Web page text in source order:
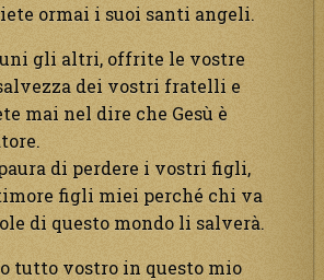
ormai i suoi santi angeli.
gli altri, offrite le vostre
dei vostri fratelli e
mai nel dire che Gesù è
di perdere i vostri figli,
figli miei perché chi va
di questo mondo li salverà.
tutto vostro in questo mio